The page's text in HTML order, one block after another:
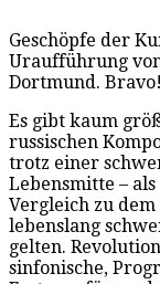
Geschöpfe der
Uraufführung
Dortmund.
Es gibt kaum
russischen
trotz einer
Lebensmitte –
Vergleich zu
lebenslang
gelten.
sinfonische,